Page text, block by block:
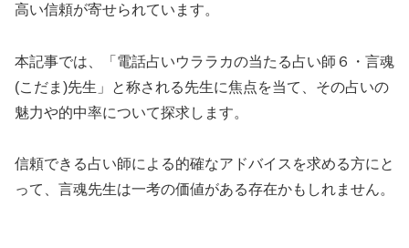
高い信頼が寄せられています。
本記事では、「電話占いウララカの当たる占い師６・言魂
(こだま)先生」と称される先生に焦点を当て、その占いの
魅力や的中率について探求します。
信頼できる占い師による的確なアドバイスを求める方にと
って、言魂先生は一考の価値がある存在かもしれません。